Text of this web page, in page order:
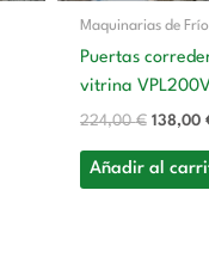
Maquinarias de Frío
Puertas
vitrina
224,00€ 138,00
Añadir al